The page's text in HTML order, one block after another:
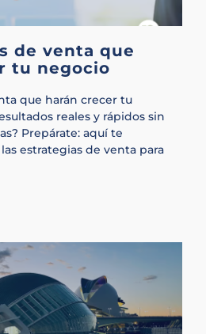
de venta que
tu negocio
que harán crecer tu
reales y rápidos sin
Prepárate: aquí te
estrategias de venta para